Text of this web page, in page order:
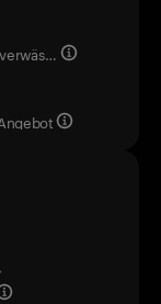
Vollständig verwässerte Bewertung